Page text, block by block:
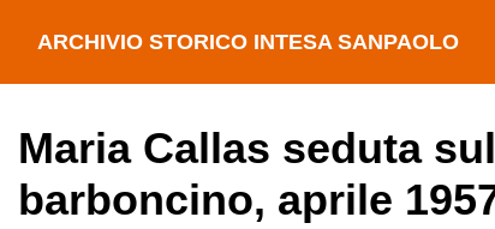
ARCHIVIO STORICO INTESA SANPAOLO
Maria Callas seduta
barboncino, aprile